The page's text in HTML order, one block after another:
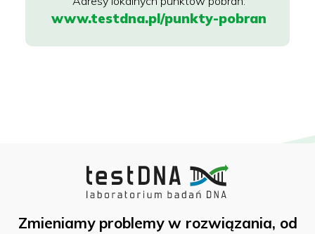
www.testdna.pl/punkty-pobran
Zmieniamy problemy w rozwiązania, od